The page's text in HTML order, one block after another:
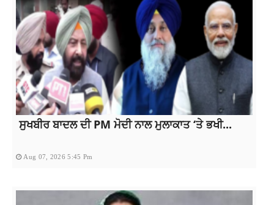
ਸੁਖਬੀਰ ਬਾਦਲ ਦੀ PM ਮੋਦੀ ਨਾਲ ਮੁਲਾਕਾਤ ‘ਤੇ ਭਖੀ...
Aug 07, 2026 5:45 Pm